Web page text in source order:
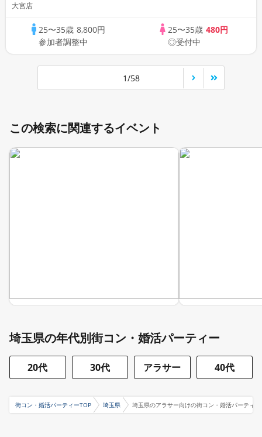
大宮店
25〜35歳 8,800円
参加者調整中
25〜35歳 480円
◎受付中
1/58
この検索に関連するイベント
埼玉県の年代別街コン・婚活パーティー
20代 30代 アラサー 40代
街コン・婚活パーティーTOP 埼玉県 埼玉県のアラサー向けの街コン・婚活パーティー